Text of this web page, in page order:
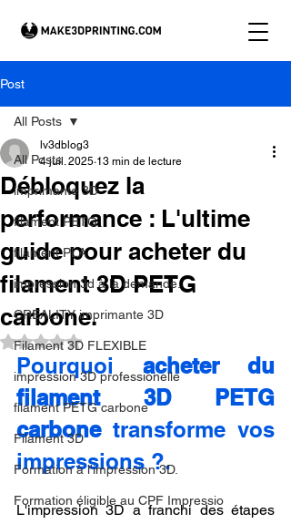
Post
All Posts
imprimante 3D
filament PETG
filament PLA
impression 3d à la demande.
CREALITY imprimante 3D
Filament 3D FLEXIBLE
impression 3D professionelle
filament PETG carbone
Filament 3D
Formation à l'impression 3D.
Formation éligible au CPF Impressio
All Posts
Débloquez la
performance : L'ultime
guide pour acheter du
filament 3D PETG
carbone.
lv3dblog3
4 juil. 2025 13 min de lecture
Noté NaN étoiles sur 5.
Pourquoi acheter du
filament 3D PETG
carbone transforme vos
impressions ?.
L'impression 3D a franchi des étapes